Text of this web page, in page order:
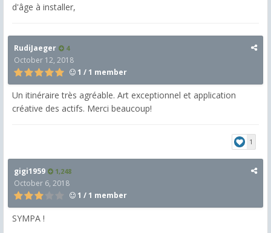
d'âge à installer,
RudiJaeger 4
October 12, 2018
1 / 1 member
Un itinéraire très agréable. Art exceptionnel et application
créative des actifs. Merci beaucoup!
1
gigi1959 1,248
October 6, 2018
1 / 1 member
SYMPA !